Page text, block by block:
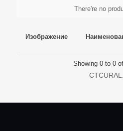
There're no
Изображение
Showing 0 to 0